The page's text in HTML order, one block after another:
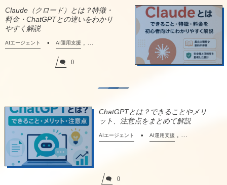
Claude（クロード）とは？特徴・
料金・ChatGPTとの違いをわかり
やすく解説
AIエージェント AI運用支援
0
ChatGPTとは？できることやメリ
ット、注意点をまとめて解説
AIエージェント AI運用支援
0